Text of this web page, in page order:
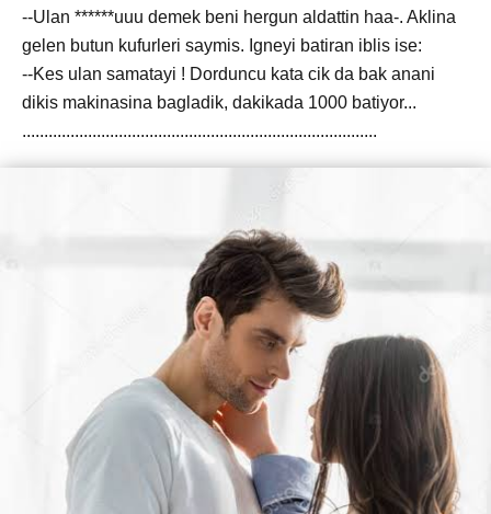
--Ulan ******uuu demek beni hergun aldattin haa-. Aklina
gelen butun kufurleri saymis. Igneyi batiran iblis ise:
--Kes ulan samatayi ! Dorduncu kata cik da bak anani
dikis makinasina bagladik, dakikada 1000 batiyor...
.................................................................................